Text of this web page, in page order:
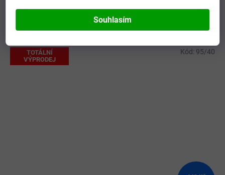
Souhlasím
349 Kč
TOTÁLNÍ
VÝPRODEJ
Kód: 95/40